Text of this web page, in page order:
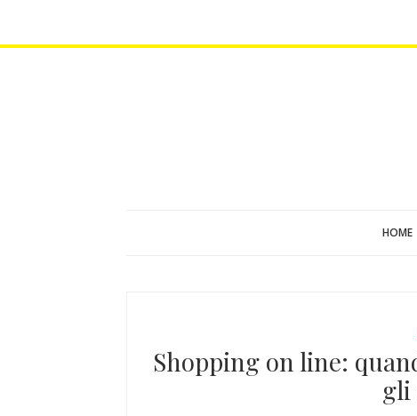
HOME
Shopping on line:
gli